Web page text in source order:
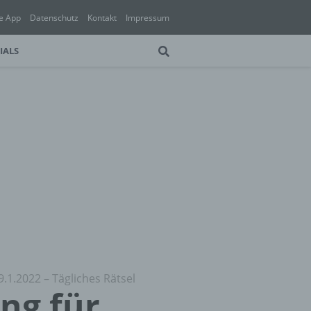
App Datenschutz Kontakt Impressum
– Tägliches Rätsel